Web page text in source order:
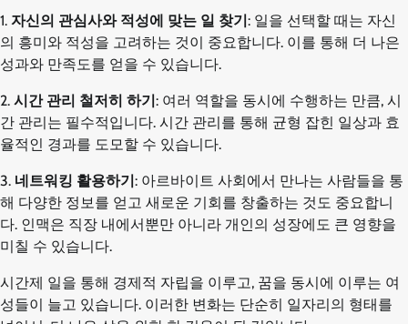
1. 자신의 관심사와 적성에 맞는 일 찾기: 일을 선택할 때는 자신
의 흥미와 적성을 고려하는 것이 중요합니다. 이를 통해 더 나은
성과와 만족도를 얻을 수 있습니다.
2. 시간 관리 철저히 하기: 여러 역할을 동시에 수행하는 만큼, 시
간 관리는 필수적입니다. 시간 관리를 통해 균형 잡힌 일상과 효
율적인 경과를 도모할 수 있습니다.
3. 네트워킹 활용하기: 아르바이트 사회에서 만나는 사람들을 통
해 다양한 정보를 얻고 새로운 기회를 창출하는 것도 중요합니
다. 인맥은 직장 내에서뿐만 아니라 개인의 성장에도 큰 영향을
미칠 수 있습니다.
시간제 일을 통해 경제적 자립을 이루고, 꿈을 동시에 이루는 여
성들이 늘고 있습니다. 이러한 변화는 단순히 일자리의 형태를